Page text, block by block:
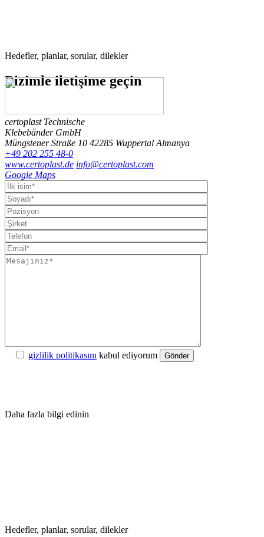
Hedefler, planlar, sorular, dilekler
Bizimleiletişime geçin
certoplast Technische
Klebebänder GmbH
Müngstener Straße 10 42285 Wuppertal Almanya
+49 202 255 48-0
www.certoplast.de info@certoplast.com
Google Maps
gizlilik politikasını kabul ediyorum Gönder
Daha fazla bilgi edinin
Hedefler, planlar, sorular, dilekler